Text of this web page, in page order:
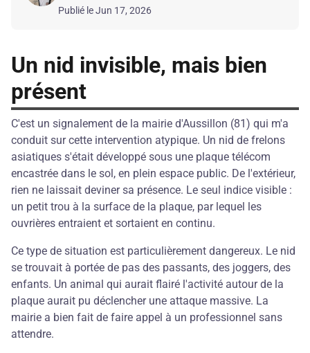
Publié le Jun 17, 2026
Un nid invisible, mais bien
présent
C'est un signalement de la mairie d'Aussillon (81) qui m'a
conduit sur cette intervention atypique. Un nid de frelons
asiatiques s'était développé sous une plaque télécom
encastrée dans le sol, en plein espace public. De l'extérieur,
rien ne laissait deviner sa présence. Le seul indice visible :
un petit trou à la surface de la plaque, par lequel les
ouvrières entraient et sortaient en continu.
Ce type de situation est particulièrement dangereux. Le nid
se trouvait à portée de pas des passants, des joggers, des
enfants. Un animal qui aurait flairé l'activité autour de la
plaque aurait pu déclencher une attaque massive. La
mairie a bien fait de faire appel à un professionnel sans
attendre.